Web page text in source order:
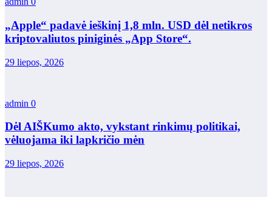
„Apple“ padavė ieškinį 1,8 mln. USD dėl netikros
kriptovaliutos piniginės „App Store“.
29 liepos, 2026
admin 0
Dėl AIŠKumo akto, vykstant rinkimų politikai,
vėluojama iki lapkričio mėn
29 liepos, 2026